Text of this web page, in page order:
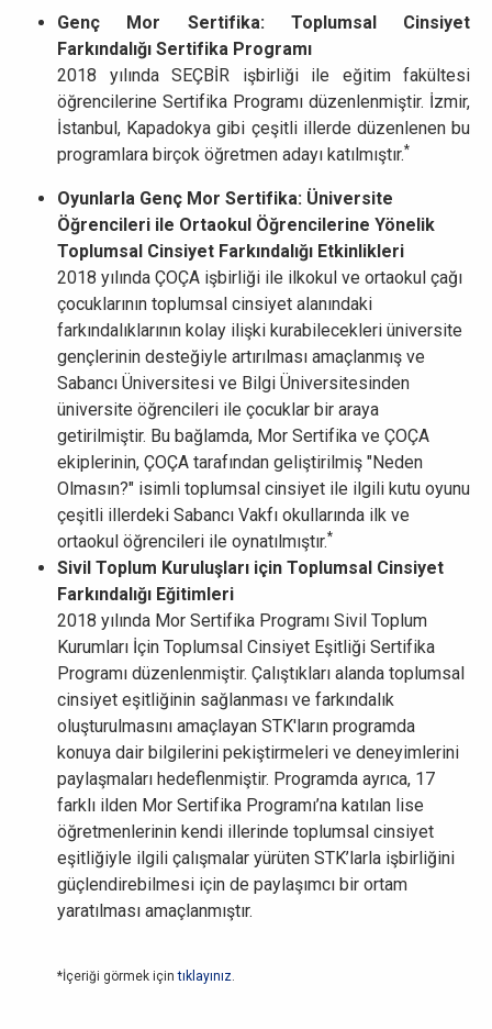
Genç Mor Sertifika: Toplumsal Cinsiyet
Farkındalığı Sertifika Programı
2018 yılında SEÇBİR işbirliği ile eğitim fakültesi
öğrencilerine Sertifika Programı düzenlenmiştir. İzmir,
İstanbul, Kapadokya gibi çeşitli illerde düzenlenen bu
programlara birçok öğretmen adayı katılmıştır.*
Oyunlarla Genç Mor Sertifika: Üniversite
Öğrencileri ile Ortaokul Öğrencilerine Yönelik
Toplumsal Cinsiyet Farkındalığı Etkinlikleri
2018 yılında ÇOÇA işbirliği ile ilkokul ve ortaokul çağı
çocuklarının toplumsal cinsiyet alanındaki
farkındalıklarının kolay ilişki kurabilecekleri üniversite
gençlerinin desteğiyle artırılması amaçlanmış ve
Sabancı Üniversitesi ve Bilgi Üniversitesinden
üniversite öğrencileri ile çocuklar bir araya
getirilmiştir. Bu bağlamda, Mor Sertifika ve ÇOÇA
ekiplerinin, ÇOÇA tarafından geliştirilmiş "Neden
Olmasın?" isimli toplumsal cinsiyet ile ilgili kutu oyunu
çeşitli illerdeki Sabancı Vakfı okullarında ilk ve
ortaokul öğrencileri ile oynatılmıştır.*
Sivil Toplum Kuruluşları için Toplumsal Cinsiyet
Farkındalığı Eğitimleri
2018 yılında Mor Sertifika Programı Sivil Toplum
Kurumları İçin Toplumsal Cinsiyet Eşitliği Sertifika
Programı düzenlenmiştir. Çalıştıkları alanda toplumsal
cinsiyet eşitliğinin sağlanması ve farkındalık
oluşturulmasını amaçlayan STK'ların programda
konuya dair bilgilerini pekiştirmeleri ve deneyimlerini
paylaşmaları hedeflenmiştir. Programda ayrıca, 17
farklı ilden Mor Sertifika Programı’na katılan lise
öğretmenlerinin kendi illerinde toplumsal cinsiyet
eşitliğiyle ilgili çalışmalar yürüten STK’larla işbirliğini
güçlendirebilmesi için de paylaşımcı bir ortam
yaratılması amaçlanmıştır.
*İçeriği görmek içintıklayınız.